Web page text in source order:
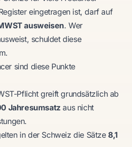
eingetragen ist, darf auf
ausweisen. Wer
schuldet diese
sind diese Punkte
Pflicht greift grundsätzlich ab
Jahresumsatzaus nicht
in der Schweiz die Sätze8,1